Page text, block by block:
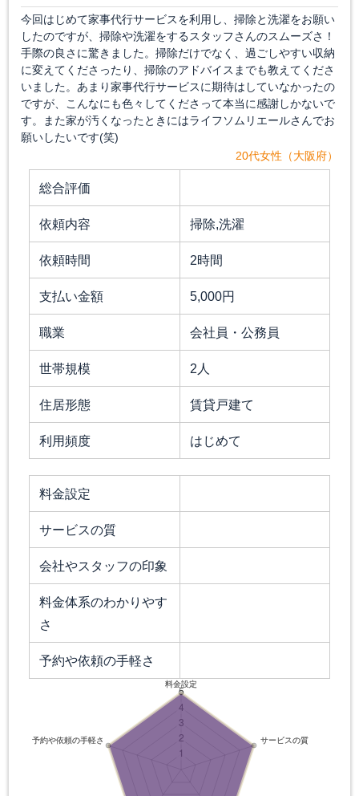
今回はじめて家事代行サービスを利用し、掃除と洗濯をお願い
したのですが、掃除や洗濯をするスタッフさんのスムーズさ！
手際の良さに驚きました。掃除だけでなく、過ごしやすい収納
に変えてくださったり、掃除のアドバイスまでも教えてくださ
いました。あまり家事代行サービスに期待はしていなかったの
ですが、こんなにも色々してくださって本当に感謝しかないで
す。また家が汚くなったときにはライフソムリエールさんでお
願いしたいです(笑)
20代女性（大阪府）
総合評価
依頼内容 掃除,洗濯
依頼時間 2時間
支払い金額 5,000円
職業 会社員・公務員
世帯規模 2人
住居形態 賃貸戸建て
利用頻度 はじめて
料金設定
サービスの質
会社やスタッフの印象
料金体系のわかりやす
さ
予約や依頼の手軽さ